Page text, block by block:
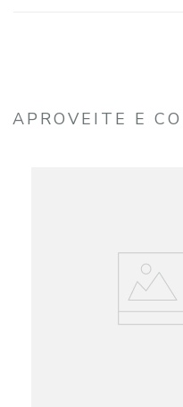
APROVEITE E